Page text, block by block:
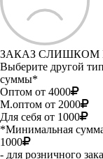
ЗАКАЗ СЛИШКОМ
Выберите другой
суммы*
Оптом от 4000
М.оптом от 2000
Для себя от 1000
*Минимальная
1000
- для розничного